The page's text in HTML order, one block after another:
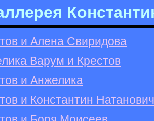
и Алена Свиридова
Варум и Крестов
и Анжелика
и Константин Натанович